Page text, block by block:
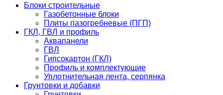
Блоки строительные
Газобетонные блоки
Плиты пазогребневые (ПГП)
ГКЛ, ГВЛ и профиль
Аквапанели
ГВЛ
Гипсокартон (ГКЛ)
Профиль и комплектующие
Уплотнительная лента, серпянка
Грунтовки и добавки